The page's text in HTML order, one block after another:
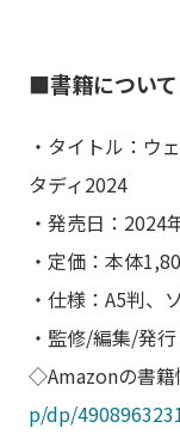
■書籍について
・タイトル：ウ
タディ2024
・発売日：2024
・定価：本体
・仕様：A5判、
・監修/編集/発
◇Amazonの書籍
p/dp/